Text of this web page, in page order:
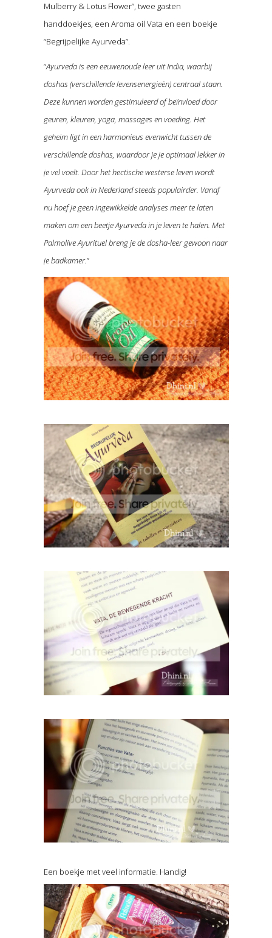
Mulberry & Lotus Flower”, twee gasten
handdoekjes, een Aroma oil Vata en een boekje
“Begrijpelijke Ayurveda”.
“Ayurveda is een eeuwenoude leer uit India, waarbij
doshas (verschillende levensenergieën) centraal staan.
Deze kunnen worden gestimuleerd of beïnvloed door
geuren, kleuren, yoga, massages en voeding. Het
geheim ligt in een harmonieus evenwicht tussen de
verschillende doshas, waardoor je je optimaal lekker in
je vel voelt. Door het hectische westerse leven wordt
Ayurveda ook in Nederland steeds populairder. Vanaf
nu hoef je geen ingewikkelde analyses meer te laten
maken om een beetje Ayurveda in je leven te halen. Met
Palmolive Ayurituel breng je de dosha-leer gewoon naar
je badkamer.”
Een boekje met veel informatie. Handig!